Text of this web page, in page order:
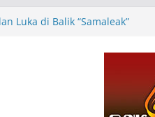
Luka di Balik “Samaleak”
Ungkapan Kritis Tentang